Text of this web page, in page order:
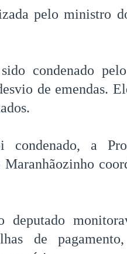
pelo ministro
condenado
de emendas.
a
de